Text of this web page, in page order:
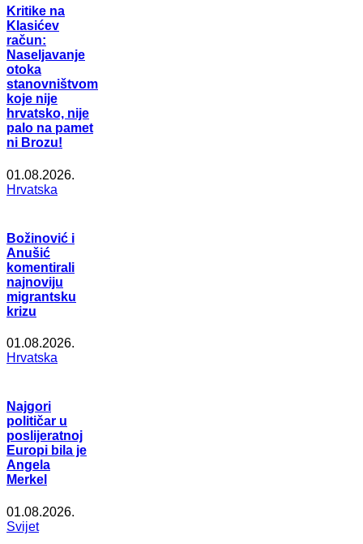
Kritike na
Klasićev
račun:
Naseljavanje
otoka
stanovništvom
koje nije
hrvatsko, nije
palo na pamet
ni Brozu!
01.08.2026.
Hrvatska
Božinović i
Anušić
komentirali
najnoviju
migrantsku
krizu
01.08.2026.
Hrvatska
Najgori
političar u
poslijeratnoj
Europi bila je
Angela
Merkel
01.08.2026.
Svijet